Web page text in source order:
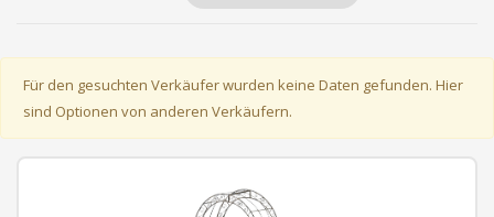
Für den gesuchten Verkäufer wurden keine Daten gefunden. Hier
sind Optionen von anderen Verkäufern.